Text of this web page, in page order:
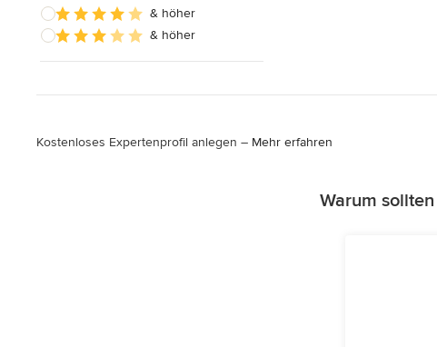
& höher
& höher
Kostenloses Expertenprofil anlegen – Mehr erfahren
Warum